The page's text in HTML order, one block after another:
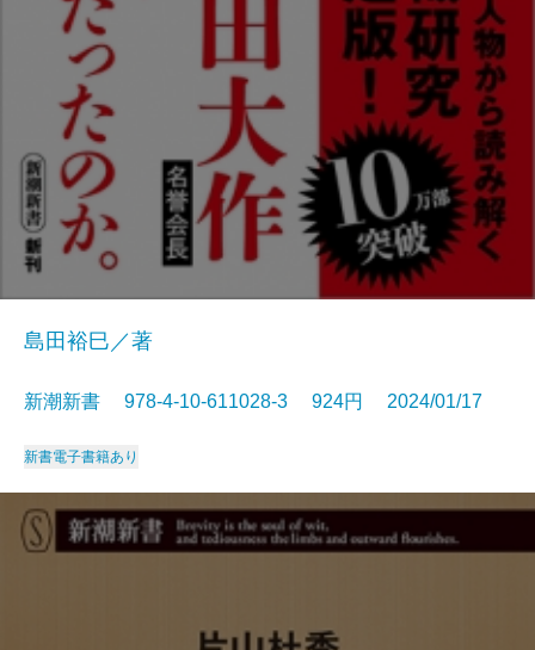
島田裕巳／著
新潮新書 978-4-10-611028-3 924円 2024/01/17
新書電子書籍あり